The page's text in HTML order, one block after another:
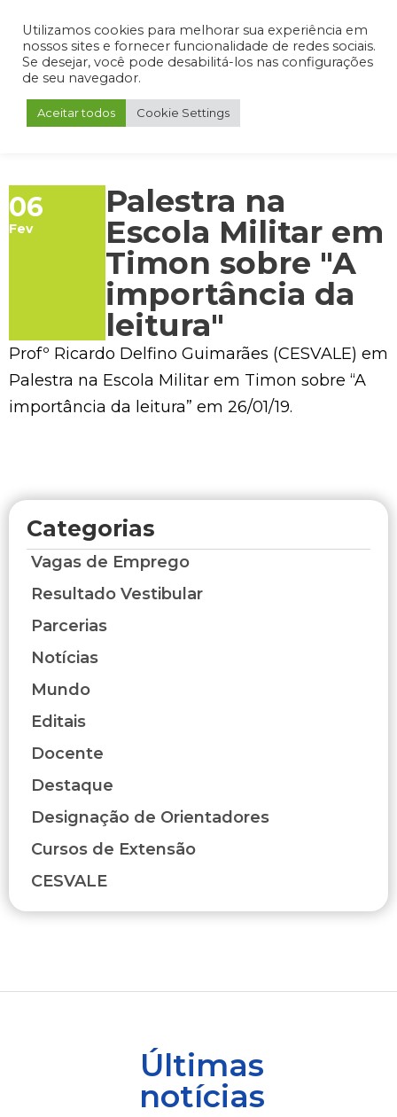
Admin Portal do Aluno Portal do Professor Portal do Coordenador
06
Fev
Palestra na
Escola Militar em
Timon sobre "A
importância da
leitura"
Profº Ricardo Delfino Guimarães (CESVALE) em
Palestra na Escola Militar em Timon sobre “A
importância da leitura” em 26/01/19.
Categorias
Vagas de Emprego
Resultado Vestibular
Parcerias
Notícias
Mundo
Editais
Docente
Destaque
Designação de Orientadores
Cursos de Extensão
CESVALE
Últimas
notícias
Utilizamos cookies para melhorar sua experiência em
nossos sites e fornecer funcionalidade de redes sociais.
Se desejar, você pode desabilitá-los nas configurações
de seu navegador.
Aceitar todos Cookie Settings